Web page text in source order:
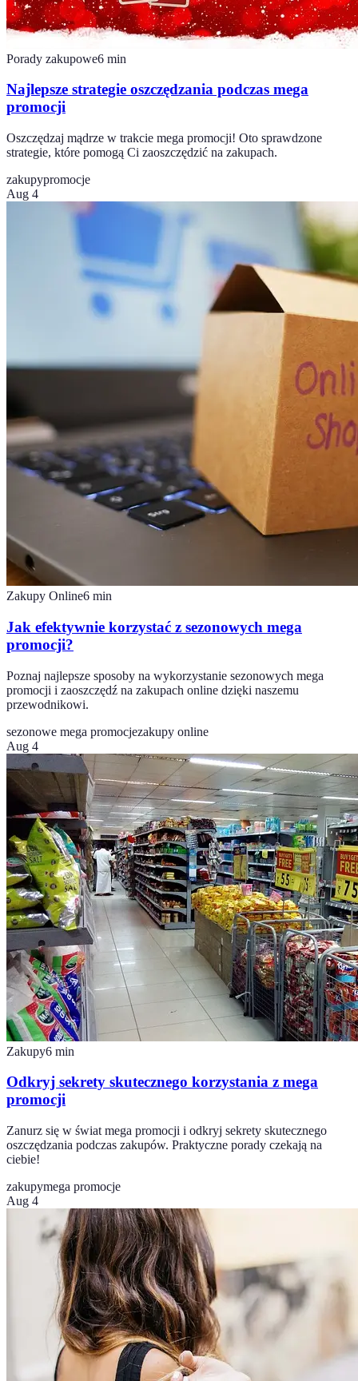
Porady zakupowe6 min
Najlepsze strategie oszczędzania podczas mega
promocji
Oszczędzaj mądrze w trakcie mega promocji! Oto sprawdzone
strategie, które pomogą Ci zaoszczędzić na zakupach.
zakupypromocje
Aug 4
Zakupy Online6 min
Jak efektywnie korzystać z sezonowych mega
promocji?
Poznaj najlepsze sposoby na wykorzystanie sezonowych mega
promocji i zaoszczędź na zakupach online dzięki naszemu
przewodnikowi.
sezonowe mega promocjezakupy online
Aug 4
Zakupy6 min
Odkryj sekrety skutecznego korzystania z mega
promocji
Zanurz się w świat mega promocji i odkryj sekrety skutecznego
oszczędzania podczas zakupów. Praktyczne porady czekają na
ciebie!
zakupymega promocje
Aug 4